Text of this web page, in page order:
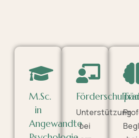
M.Sc.
in
Angewandte
Unterstützung
bei